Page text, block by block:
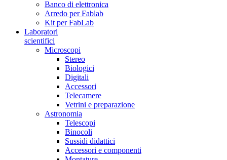
Banco di elettronica
Arredo per Fablab
Kit per FabLab
Laboratori
scientifici
Microscopi
Stereo
Biologici
Digitali
Accessori
Telecamere
Vetrini e preparazione
Astronomia
Telescopi
Binocoli
Sussidi didattici
Accessori e componenti